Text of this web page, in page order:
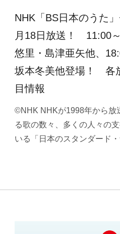
NHK「BS日本のうた
月18日放送！ 11:00
悠里・島津亜矢他、
坂本冬美他登場！ 各
目情報
©NHK NHKが1998年から放
る歌の数々、多くの人々の
いる「日本のスタンダード